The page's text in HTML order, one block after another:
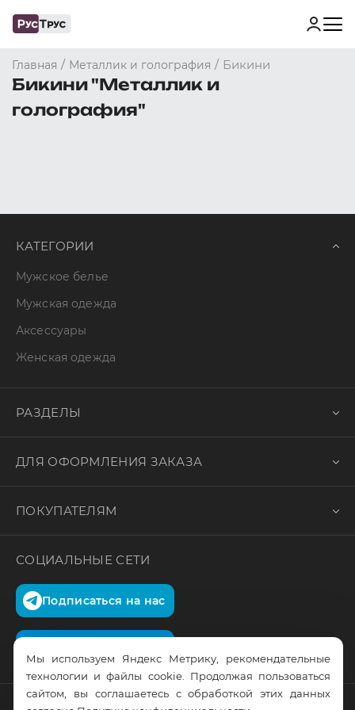
Главная / Металлик и голография / Бикини
Бикини "Металлик и
голография"
КАТЕГОРИИ
Мужское белье
Мужская одежда
Аксессуары
Женская одежда
РАЗДЕЛЫ
ДЛЯ ОФОРМЛЕНИЯ ЗАКАЗА
ПОКУПАТЕЛЯМ
СОЦИАЛЬНЫЕ СЕТИ
Подписаться на нас
Мы используем Яндекс Метрику, рекомендательные
технологии и файлы cookie. Продолжая пользоваться
сайтом, вы соглашаетесь с обработкой этих данных